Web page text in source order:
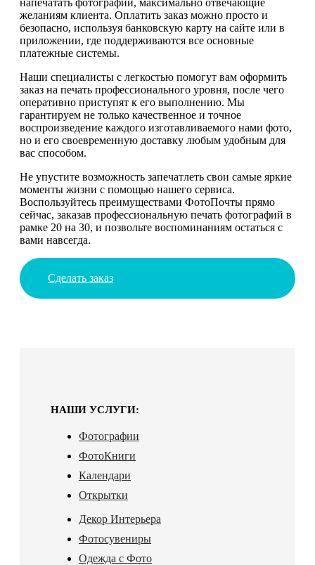
желаниям клиента. Оплатить заказ можно просто и
безопасно, используя банковскую карту на сайте или в
приложении, где поддерживаются все основные
платежные системы.
Наши специалисты с легкостью помогут вам оформить
заказ на печать профессионального уровня, после чего
оперативно приступят к его выполнению. Мы
гарантируем не только качественное и точное
воспроизведение каждого изготавливаемого нами фото,
но и его своевременную доставку любым удобным для
вас способом.
Не упустите возможность запечатлеть свои самые яркие
моменты жизни с помощью нашего сервиса.
Воспользуйтесь преимуществами ФотоПочты прямо
сейчас, заказав профессиональную печать фотографий в
рамке 20 на 30, и позвольте воспоминаниям остаться с
вами навсегда.
Сделать заказ
НАШИ УСЛУГИ:
Фотографии
ФотоКниги
Календари
Открытки
Декор Интерьера
Фотосувениры
Одежда с Фото